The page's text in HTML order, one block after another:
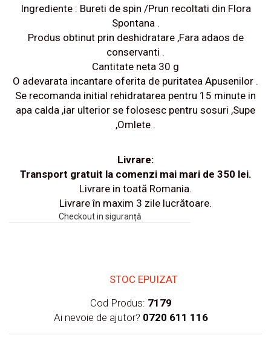
Ingrediente : Bureti de spin /Prun recoltati din Flora
Spontana .
Produs obtinut prin deshidratare ,Fara adaos de
conservanti .
Cantitate neta 30 g
O adevarata incantare oferita de puritatea Apusenilor .
Se recomanda initial rehidratarea pentru 15 minute in
apa calda ,iar ulterior se folosesc pentru sosuri ,Supe
,Omlete .
Livrare:
Transport gratuit la comenzi mai mari de 350 lei.
Livrare in toată Romania.
Livrare în maxim 3 zile lucrătoare.
Checkout in siguranță
STOC EPUIZAT
Cod Produs: 7179
Ai nevoie de ajutor? 0720 611 116